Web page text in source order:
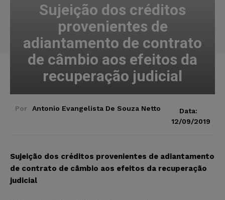
Sujeição dos créditos
provenientes de
adiantamento de contrato
de câmbio aos efeitos da
recuperação judicial
Por Antonio Evangelista De Souza Netto
Data:
12/09/2019
Sujeição dos créditos provenientes de adiantamento
de contrato de câmbio aos efeitos da recuperação
judicial